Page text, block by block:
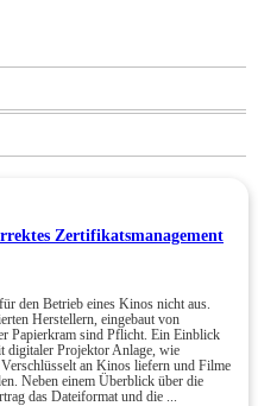
Zertifikatsmanagement
den Betrieb eines Kinos nicht aus.
Herstellern, eingebaut von
Papierkram sind Pflicht. Ein Einblick
digitaler Projektor Anlage, wie
an Kinos liefern und Filme
Neben einem Überblick über die
das Dateiformat und die ...